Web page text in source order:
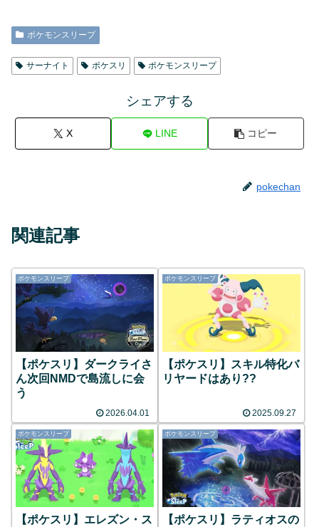
ポケモンスリープ
サーナイト ポケスリ ポケモンスリープ
シェアする
X LINE コピー
pokechan
関連記事
ポケモンスリープ
【ポケスリ】ダークライさ
ん次回NMDで島流しに会
う
2026.04.01
ポケモンスリープ
【ポケスリ】スキル特化バ
リヤードはあり??
2025.09.27
ポケモンスリープ
【ポケスリ】エレズン・ス
ポケモンスリープ
【ポケスリ】ラティオスの